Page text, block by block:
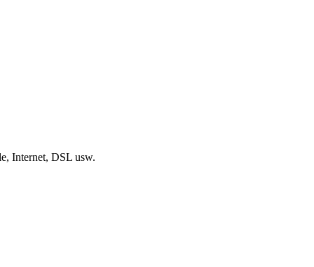
Internet, DSL usw.